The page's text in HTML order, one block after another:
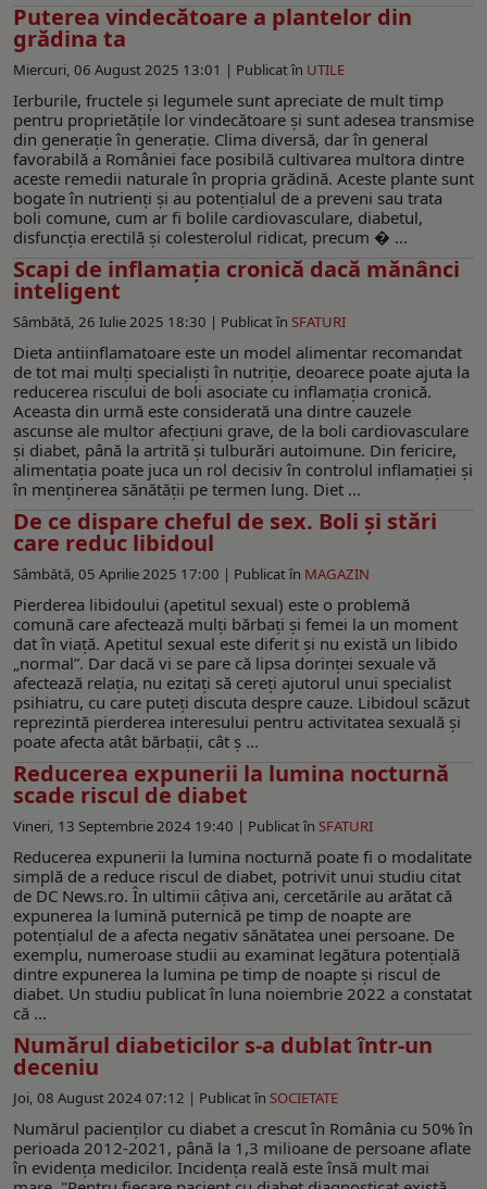
Puterea vindecătoare a plantelor din
grădina ta
Miercuri, 06 August 2025 13:01 | Publicat în UTILE
Ierburile, fructele și legumele sunt apreciate de mult timp
pentru proprietățile lor vindecătoare și sunt adesea transmise
din generație în generație. Clima diversă, dar în general
favorabilă a României face posibilă cultivarea multora dintre
aceste remedii naturale în propria grădină. Aceste plante sunt
bogate în nutrienți și au potențialul de a preveni sau trata
boli comune, cum ar fi bolile cardiovasculare, diabetul,
disfuncția erectilă și colesterolul ridicat, precum � ...
Scapi de inflamația cronică dacă mănânci
inteligent
Sâmbătă, 26 Iulie 2025 18:30 | Publicat în SFATURI
Dieta antiinflamatoare este un model alimentar recomandat
de tot mai mulți specialiști în nutriție, deoarece poate ajuta la
reducerea riscului de boli asociate cu inflamația cronică.
Aceasta din urmă este considerată una dintre cauzele
ascunse ale multor afecțiuni grave, de la boli cardiovasculare
și diabet, până la artrită și tulburări autoimune. Din fericire,
alimentația poate juca un rol decisiv în controlul inflamației și
în menținerea sănătății pe termen lung. Diet ...
De ce dispare cheful de sex. Boli și stări
care reduc libidoul
Sâmbătă, 05 Aprilie 2025 17:00 | Publicat în MAGAZIN
Pierderea libidoului (apetitul sexual) este o problemă
comună care afectează mulți bărbați și femei la un moment
dat în viață. Apetitul sexual este diferit și nu există un libido
„normal”. Dar dacă vi se pare că lipsa dorinței sexuale vă
afectează relația, nu ezitați să cereți ajutorul unui specialist
psihiatru, cu care puteți discuta despre cauze. Libidoul scăzut
reprezintă pierderea interesului pentru activitatea sexuală și
poate afecta atât bărbații, cât ș ...
Reducerea expunerii la lumina nocturnă
scade riscul de diabet
Vineri, 13 Septembrie 2024 19:40 | Publicat în SFATURI
Reducerea expunerii la lumina nocturnă poate fi o modalitate
simplă de a reduce riscul de diabet, potrivit unui studiu citat
de DC News.ro. În ultimii câțiva ani, cercetările au arătat că
expunerea la lumină puternică pe timp de noapte are
potențialul de a afecta negativ sănătatea unei persoane. De
exemplu, numeroase studii au examinat legătura potențială
dintre expunerea la lumina pe timp de noapte și riscul de
diabet. Un studiu publicat în luna noiembrie 2022 a constatat
că ...
Numărul diabeticilor s-a dublat într-un
deceniu
Joi, 08 August 2024 07:12 | Publicat în SOCIETATE
Numărul pacienţilor cu diabet a crescut în România cu 50% în
perioada 2012-2021, până la 1,3 milioane de persoane aflate
în evidenţa medicilor. Incidenţa reală este însă mult mai